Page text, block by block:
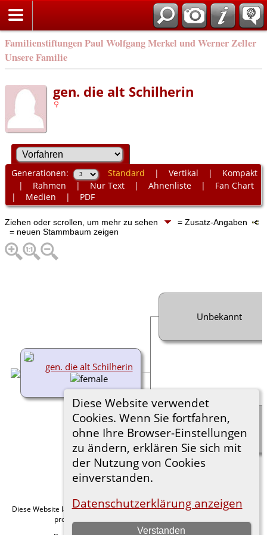
Familienstiftungen Paul Wolfgang Merkel und Werner Zeller
Unsere Familie
Diese Website verwendet
Cookies. Wenn Sie fortfahren,
ohne Ihre Browser-Einstellungen
zu ändern, erklären Sie sich mit
der Nutzung von Cookies
einverstanden.
Datenschutzerklärung anzeigen
Verstanden
gen. die alt Schilherin
Generationen: Standard | Vertikal | Kompakt
| Rahmen | Nur Text| Ahnenliste| Fan Chart
| Medien | PDF
Ziehen oder scrollen, um mehr zu sehen
= Zusatz-Angaben
= neuen Stammbaum zeigen
gen. die alt Schilherin
Unbekannt
Unbekannt
Diese Website läuft mitThe Next Generation of Genealogy Sitebuildingv. 15.0.1,
programmiert von Darrin Lythgoe © 2001-2026.